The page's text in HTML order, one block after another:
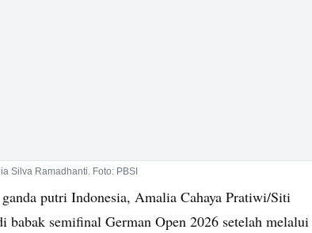
Silva Ramadhanti. Foto: PBSI
putri Indonesia, Amalia Cahaya Pratiwi/Siti
babak semifinal German Open 2026 setelah melalui